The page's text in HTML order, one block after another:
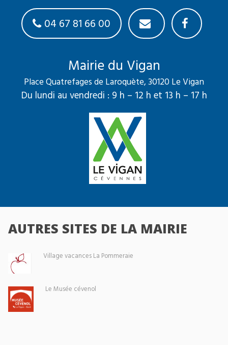
04 67 81 66 00
Mairie du Vigan
Place Quatrefages de Laroquète, 30120 Le Vigan
Du lundi au vendredi : 9 h – 12 h et 13 h – 17 h
AUTRES SITES DE LA MAIRIE
Village vacances La Pommeraie
Le Musée cévenol